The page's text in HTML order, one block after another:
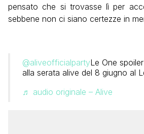
pensato che si trovasse lì per
sebbene non ci siano certezze in
@aliveofficialpartyLe One
alla serata alive del 8 giugno al
♬ audio originale – Alive